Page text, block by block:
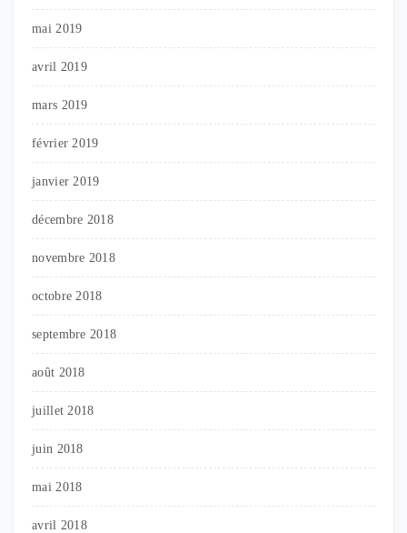
mai 2019
avril 2019
mars 2019
février 2019
janvier 2019
décembre 2018
novembre 2018
octobre 2018
septembre 2018
août 2018
juillet 2018
juin 2018
mai 2018
avril 2018